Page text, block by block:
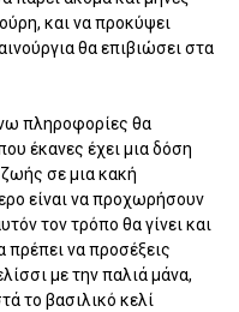
και να προκύψει
θα επιβιώσει στα
πληροφορίες θα
έκανες έχει μια δόση
σε μια κακή
είναι να προχωρήσουν
τον τρόπο θα γίνει και
πρέπει να προσέξεις
με την παλιά μάνα,
το βασιλικό κελί